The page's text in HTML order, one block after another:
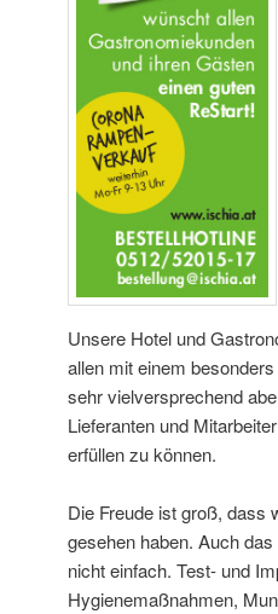
Unsere Hotel und
allen mit einem
sehr vielversprechend
Lieferanten und
erfüllen zu können.
Die Freude ist groß, dass
gesehen haben. Auch
nicht einfach. Test- und
Hygienemaßnahmen,